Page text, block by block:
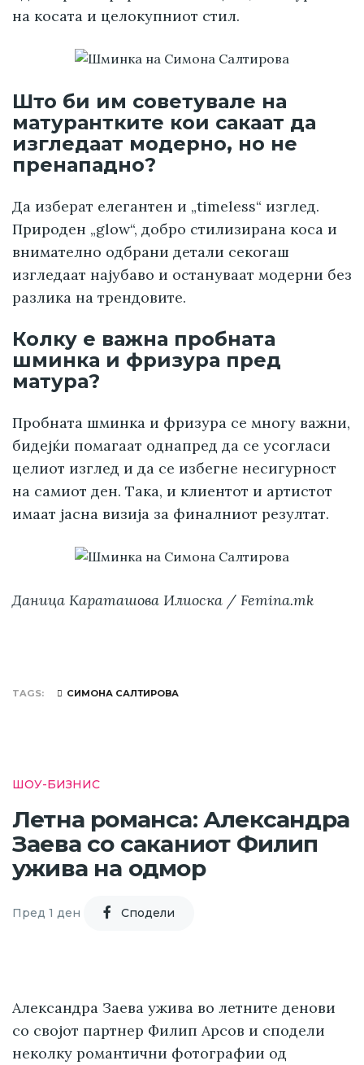
на косата и целокупниот стил.
Што би им советувале на
матурантките кои сакаат да
изгледаат модерно, но не
пренападно?
Да изберат елегантен и „timeless“ изглед.
Природен „glow“, добро стилизирана коса и
внимателно одбрани детали секогаш
изгледаат најубаво и остануваат модерни без
разлика на трендовите.
Колку е важна пробната
шминка и фризура пред
матура?
Пробната шминка и фризура се многу важни,
бидејќи помагаат однапред да се усогласи
целиот изглед и да се избегне несигурност
на самиот ден. Така, и клиентот и артистот
имаат јасна визија за финалниот резултат.
Даница Караташова Илиоска / Femina.mk
TAGS СИМОНА САЛТИРОВА
ШОУ-БИЗНИС
Летна романса: Александра
Заева со саканиот Филип
ужива на одмор
Пред 1 ден Cподели
Александра Заева ужива во летните денови
со својот партнер Филип Арсов и сподели
неколку романтични фотографии од